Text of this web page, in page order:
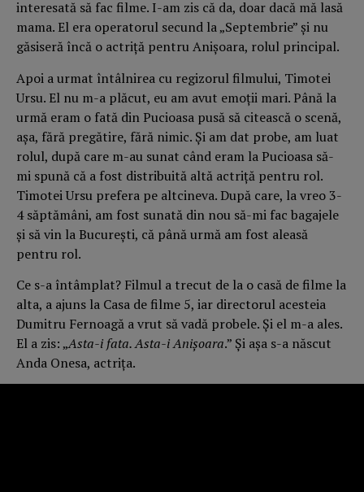
interesată să fac filme. I-am zis că da, doar dacă mă lasă
mama. El era operatorul secund la „Septembrie” și nu
găsiseră încă o actriță pentru Anișoara, rolul principal.
Apoi a urmat întâlnirea cu regizorul filmului, Timotei
Ursu. El nu m-a plăcut, eu am avut emoții mari. Până la
urmă eram o fată din Pucioasa pusă să citească o scenă,
așa, fără pregătire, fără nimic. Și am dat probe, am luat
rolul, după care m-au sunat când eram la Pucioasa să-
mi spună că a fost distribuită altă actriță pentru rol.
Timotei Ursu prefera pe altcineva. După care, la vreo 3-
4 săptămâni, am fost sunată din nou să-mi fac bagajele
și să vin la București, că până urmă am fost aleasă
pentru rol.
Ce s-a întâmplat? Filmul a trecut de la o casă de filme la
alta, a ajuns la Casa de filme 5, iar directorul acesteia
Dumitru Fernoagă a vrut să vadă probele. Și el m-a ales.
El a zis: „Asta-i fata. Asta-i Anișoara.” Și așa s-a născut
Anda Onesa, actrița.